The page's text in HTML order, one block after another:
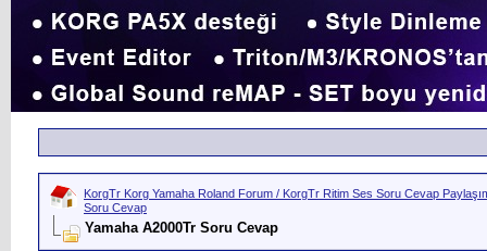
KorgTr Korg Yamaha Roland Forum / KorgTr Ritim Ses Soru Cevap
Soru Cevap
Yamaha A2000Tr Soru Cevap